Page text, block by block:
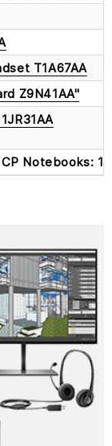
T1A67AA
Z9N41AA"
Notebooks: